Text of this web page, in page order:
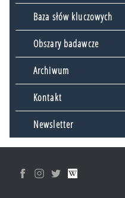
Baza słów kluczowych
Obszary badawcze
Archiwum
Kontakt
Newsletter